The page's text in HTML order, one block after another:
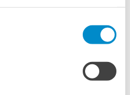
de la Culture de